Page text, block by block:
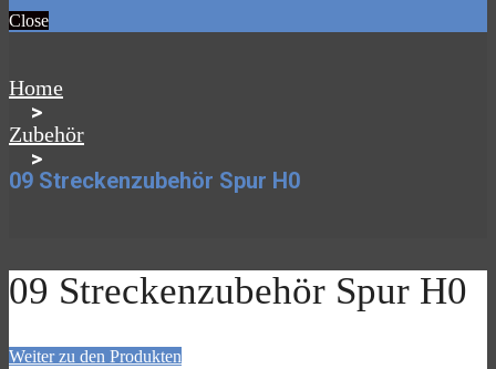
Close
Home
>
Zubehör
>
09 Streckenzubehör Spur H0
09 Streckenzubehör Spur H0
Weiter zu den Produkten